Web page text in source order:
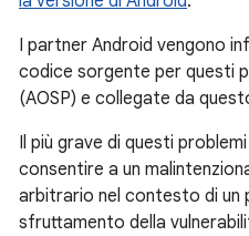
I partner Android vengono
codice sorgente per questi
(AOSP) e collegate da
Il più grave di questi
consentire a un
arbitrario nel contesto di un
sfruttamento della